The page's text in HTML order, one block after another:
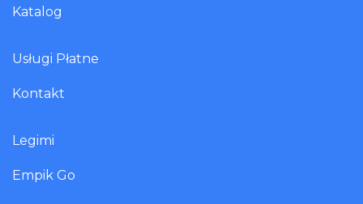
Katalog
Usługi Płatne
Kontakt
Legimi
Empik Go